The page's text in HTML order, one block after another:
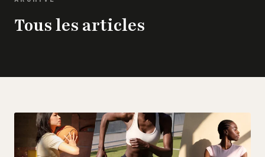
Tous les articles